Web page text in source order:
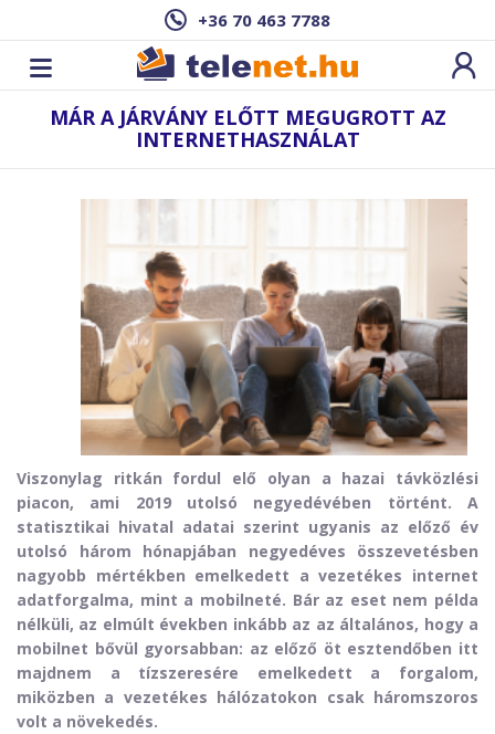
+36 70 463 7788
MÁR A JÁRVÁNY ELŐTT MEGUGROTT AZ
INTERNETHASZNÁLAT
Viszonylag ritkán fordul elő olyan a hazai távközlési
piacon, ami 2019 utolsó negyedévében történt. A
statisztikai hivatal adatai szerint ugyanis az előző év
utolsó három hónapjában negyedéves összevetésben
nagyobb mértékben emelkedett a vezetékes internet
adatforgalma, mint a mobilneté. Bár az eset nem példa
nélküli, az elmúlt években inkább az az általános, hogy a
mobilnet bővül gyorsabban: az előző öt esztendőben itt
majdnem a tízszeresére emelkedett a forgalom,
miközben a vezetékes hálózatokon csak háromszoros
volt a növekedés.